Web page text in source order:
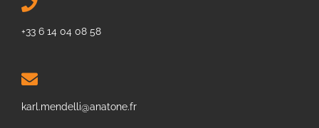
+33 6 14 04 08 58
karl.mendelli@anatone.fr